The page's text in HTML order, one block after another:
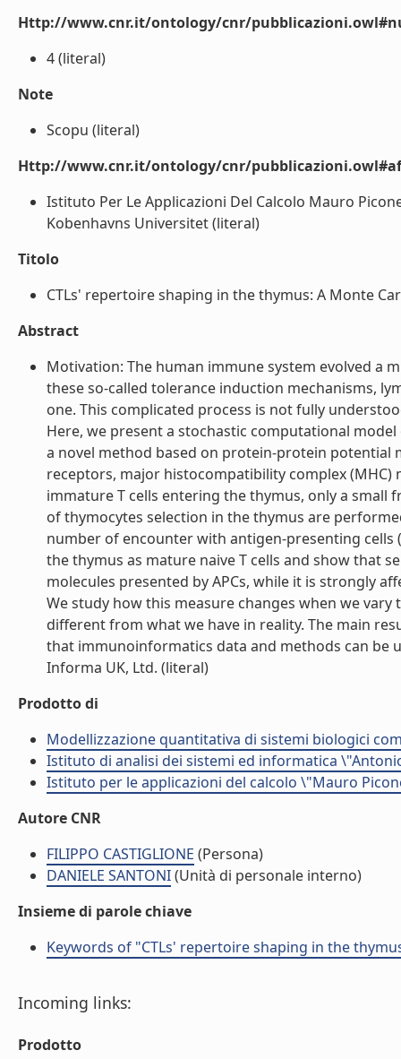
Http://www.cnr.it/ontology/cnr/
4 (literal)
Note
Scopu (literal)
Http://www.cnr.it/ontology/cnr/
Istituto Per Le Applicazioni Del Calcolo Mauro
Kobenhavns Universitet (literal)
Titolo
CTLs' repertoire shaping in the thymus: A Monte
Abstract
Motivation: The human immune system evolved a
these so-called tolerance induction mechanisms,
one. This complicated process is not fully
Here, we present a stochastic computational
a novel method based on protein-protein potential
receptors, major histocompatibility complex (MHC)
immature T cells entering the thymus, only a
of thymocytes selection in the thymus are
number of encounter with antigen-presenting cells
the thymus as mature naive T cells and show that
molecules presented by APCs, while it is strongly
We study how this measure changes when we
different from what we have in reality. The main
that immunoinformatics data and methods can be
Informa UK, Ltd. (literal)
Prodotto di
Modellizzazione quantitativa di sistemi biologici
Istituto di analisi dei sistemi ed informatica
Istituto per le applicazioni del calcolo \"Mauro
Autore CNR
FILIPPO CASTIGLIONE (Persona)
DANIELE SANTONI(Unità di personale interno)
Insieme di parole chiave
Keywords of "CTLs' repertoire shaping in the
Incoming links:
Prodotto